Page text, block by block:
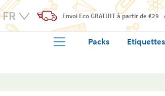
Envoi EcoGRATUITà partir de €29
Packs Etiquettes